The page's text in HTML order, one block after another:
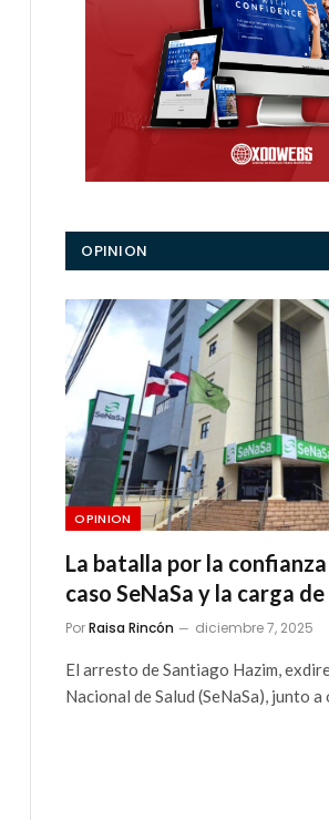
OPINION
OPINION
La batalla por la confianza
caso SeNaSa y la carga
PorRaisa Rincón diciembre 7, 2025
El arresto de Santiago Hazim,
Nacional de Salud (SeNaSa), junto